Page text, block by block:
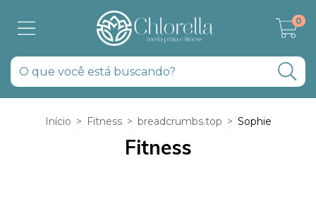
0
Início > Fitness > breadcrumbs.top > Sophie
Fitness